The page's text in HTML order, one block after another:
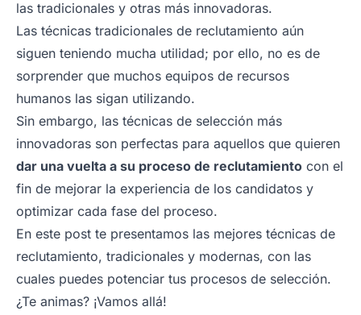
las tradicionales y otras más innovadoras.
Las técnicas tradicionales de reclutamiento aún
siguen teniendo mucha utilidad; por ello, no es de
sorprender que muchos equipos de recursos
humanos las sigan utilizando.
Sin embargo, las técnicas de selección más
innovadoras son perfectas para aquellos que quieren
dar una vuelta a su proceso de reclutamiento con el
fin de mejorar la experiencia de los candidatos y
optimizar cada fase del proceso.
En este post te presentamos las mejores técnicas de
reclutamiento, tradicionales y modernas, con las
cuales puedes potenciar tus procesos de selección.
¿Te animas? ¡Vamos allá!